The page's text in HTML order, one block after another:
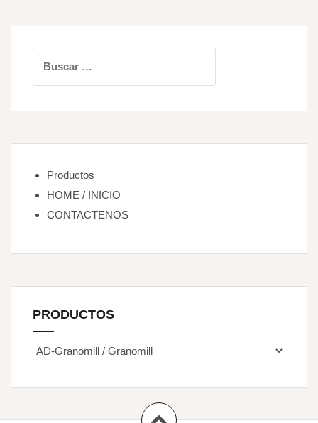
Productos
HOME / INICIO
CONTACTENOS
PRODUCTOS